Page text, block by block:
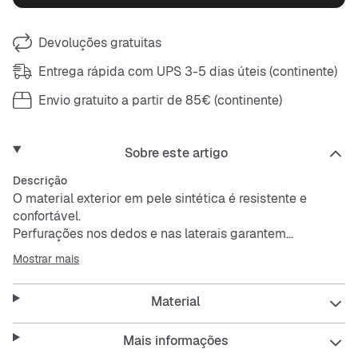
Devoluções gratuitas
Entrega rápida com UPS 3-5 dias úteis (continente)
Envio gratuito a partir de 85€ (continente)
Sobre este artigo
Descrição
O material exterior em pele sintética é resistente e
confortável.
Perfurações nos dedos e nas laterais garantem
respirabilidade.
A sola exterior de borracha contínua oferece tração
duradoura e apresenta um padrão de tração idêntico ao
original.
Mostrar mais
Material
Mais informações